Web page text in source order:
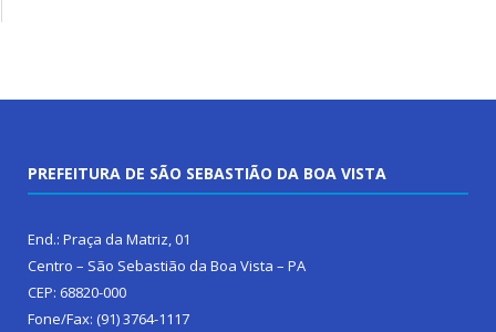
PREFEITURA DE SÃO SEBASTIÃO DA BOA VISTA
End.: Praça da Matriz, 01
Centro – São Sebastião da Boa Vista – PA
CEP: 68820-000
Fone/Fax: (91) 3764-1117